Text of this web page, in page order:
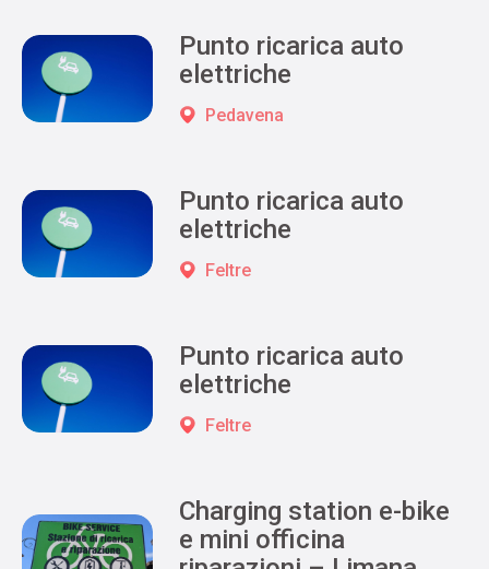
Punto ricarica auto
elettriche
Pedavena
Punto ricarica auto
elettriche
Feltre
Punto ricarica auto
elettriche
Feltre
Charging station e-bike
e mini officina